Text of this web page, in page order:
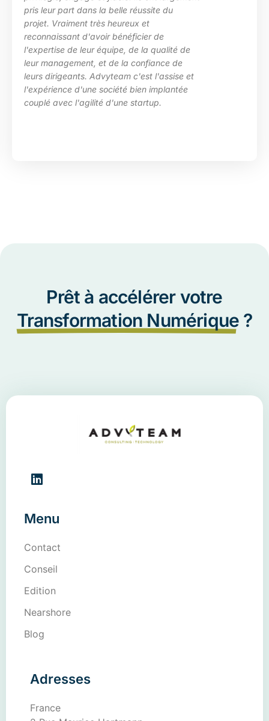
leur part dans la belle réussite du
Vraiment très heureux et
d'avoir bénéficier de
de leur équipe, de la qualité de
management, et de la confiance de
dirigeants. Advyteam c'est l'assise et
d'une société bien implantée
avec l'agilité d'une startup.
Prêt à accélérer votre
Transformation Numérique ?
Menu
Contact
Conseil
Edition
Nearshore
Blog
Adresses
France